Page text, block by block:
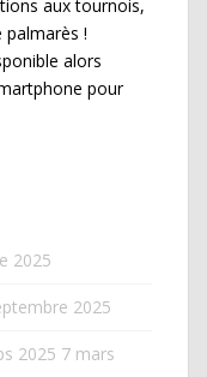
aux tournois,
!
alors
pour
2025
2025
2025 7 mars